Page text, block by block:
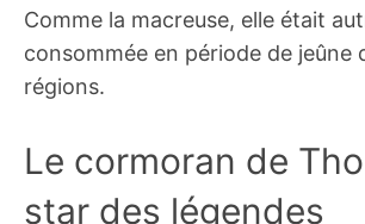
Comme la macreuse, elle était
consommée en période de jeûne
régions.
Le cormoran de
star des légendes